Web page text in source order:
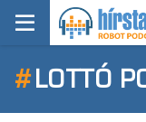
KEZDŐLAP
FRISS HÍREK
#LOTTÓ